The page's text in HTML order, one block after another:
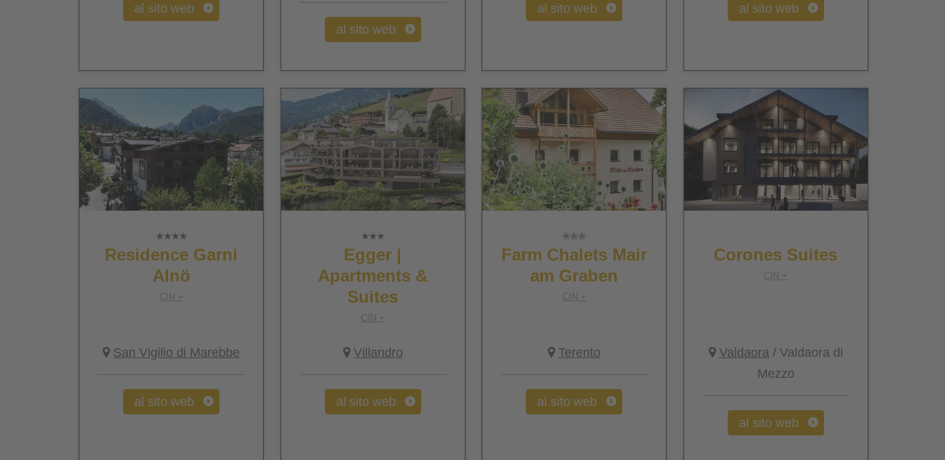
al sito web
al sito web
al sito web al sito web
Residence Garni
Alnö
CIN +
San Vigilio di Marebbe
al sito web
Egger |
Apartments &
Suites
CIN +
Villandro
al sito web
Farm Chalets Mair
am Graben
CIN +
Terento
al sito web
Corones Suites
CIN +
Valdaora/ Valdaora di
Mezzo
al sito web